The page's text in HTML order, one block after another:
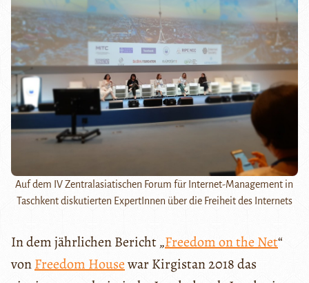
Auf dem IV Zentralasiatischen Forum für Internet-Management in
Taschkent diskutierten ExpertInnen über die Freiheit des Internets
In dem jährlichen Bericht „Freedom on the Net“
vonFreedom Housewar Kirgistan 2018 das